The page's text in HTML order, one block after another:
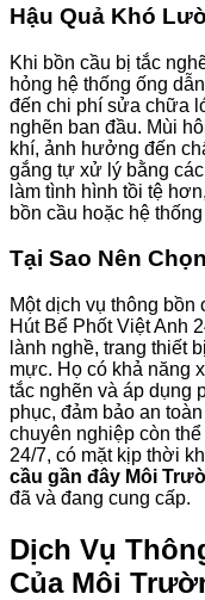
Hậu Quả Khó
Khi bồn cầu bị tắc
hỏng hệ thống ống
đến chi phí sửa chữa
nghẽn ban đầu. Mùi
khí, ảnh hưởng đến
gắng tự xử lý bằng
làm tình hình tồi tệ
bồn cầu hoặc hệ
Tại Sao Nên
Một dịch vụ thông
Hút Bể Phốt Việt Anh
lành nghề, trang thiết
mực. Họ có khả năng
tắc nghẽn và áp dụng
phục, đảm bảo an
chuyên nghiệp còn
24/7, có mặt kịp thời
cầu gần đây Môi
đã và đang cung cấp.
Dịch Vụ
Của Môi